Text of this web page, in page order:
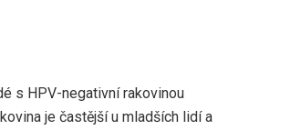
s HPV-negativní rakovinou
je častější u mladších lidí a